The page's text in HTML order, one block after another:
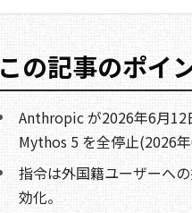
この記事のポイ
Anthropic が2026年6月12
Mythos 5 を全停止(2026年
指令は外国籍ユーザーへ
効化。